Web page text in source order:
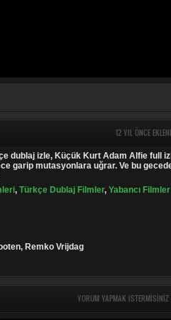
12 YIL ÖNCE
dublaj izle, Küçük Kurt Adam Alfie full
garip mutasyonlara uğrar. Ve bu
, Türkçe Dublaj Filmler, Yabancı Filmler
Remko Vrijdag
YORUM YAPMAK